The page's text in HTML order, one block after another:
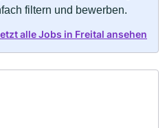
filtern und bewerben.
alle Jobs in Freital ansehen